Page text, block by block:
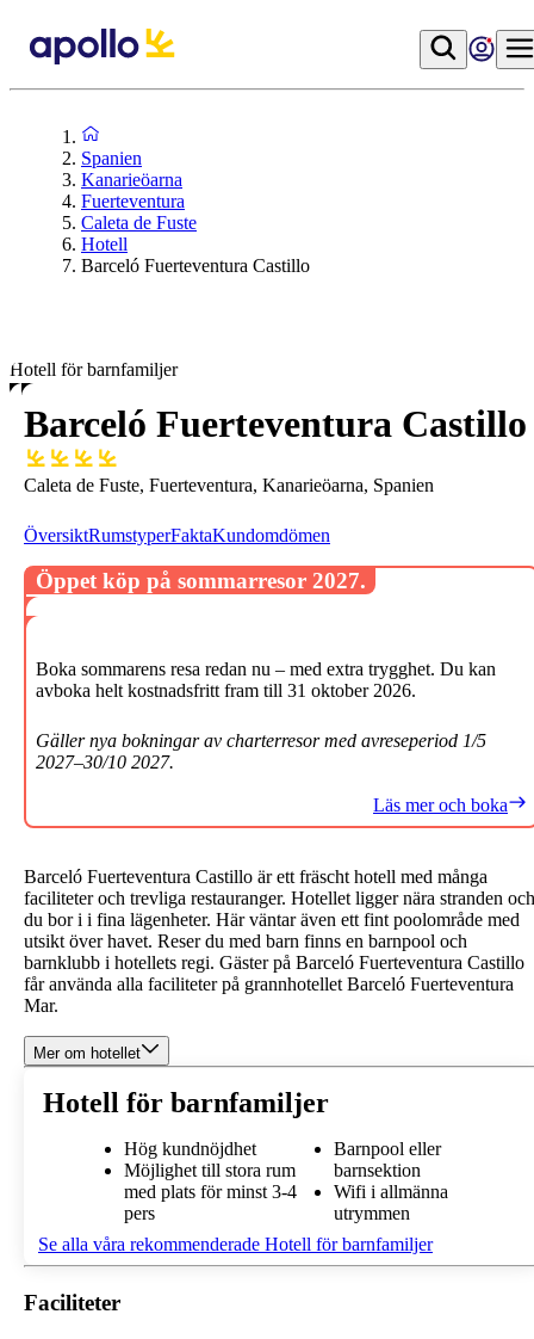
Spanien
Kanarieöarna
Fuerteventura
Caleta de Fuste
Hotell
Barceló Fuerteventura Castillo
Hotell för barnfamiljer
Barceló Fuerteventura Castillo
Caleta de Fuste, Fuerteventura, Kanarieöarna, Spanien
ÖversiktRumstyperFaktaKundomdömen
Barceló Fuerteventura Castillo är ett fräscht hotell med många
faciliteter och trevliga restauranger. Hotellet ligger nära stranden och
du bor i i fina lägenheter. Här väntar även ett fint poolområde med
utsikt över havet. Reser du med barn finns en barnpool och
barnklubb i hotellets regi. Gäster på Barceló Fuerteventura Castillo
får använda alla faciliteter på grannhotellet Barceló Fuerteventura
Mar.
Mer om hotellet
Hotell för barnfamiljer
Hög kundnöjdhet
Möjlighet till stora rum
med plats för minst 3-4
pers
Barnpool eller
barnsektion
Wifi i allmänna
utrymmen
Se alla våra rekommenderade Hotell för barnfamiljer
Faciliteter
Öppet köp på sommarresor 2027.
Boka sommarens resa redan nu – med extra trygghet. Du kan
avboka helt kostnadsfritt fram till 31 oktober 2026.
Gäller nya bokningar av charterresor med avreseperiod 1/5
2027–30/10 2027.
Läs mer och boka